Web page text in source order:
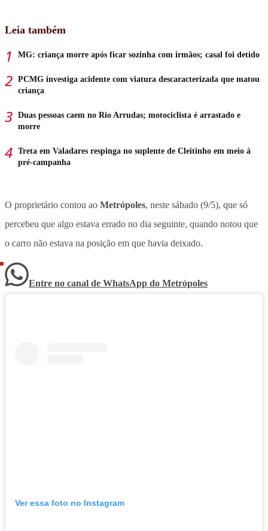
Leia também
MG: criança morre após ficar sozinha com irmãos; casal foi detido
PCMG investiga acidente com viatura descaracterizada que matou
criança
Duas pessoas caem no Rio Arrudas; motociclista é arrastado e
morre
Treta em Valadares respinga no suplente de Cleitinho em meio à
pré-campanha
O proprietário contou ao Metrópoles, neste sábado (9/5), que só
percebeu que algo estava errado no dia seguinte, quando notou que
o carro não estava na posição em que havia deixado.
Entre no canal de WhatsApp do Metrópoles
Ver essa foto no Instagram